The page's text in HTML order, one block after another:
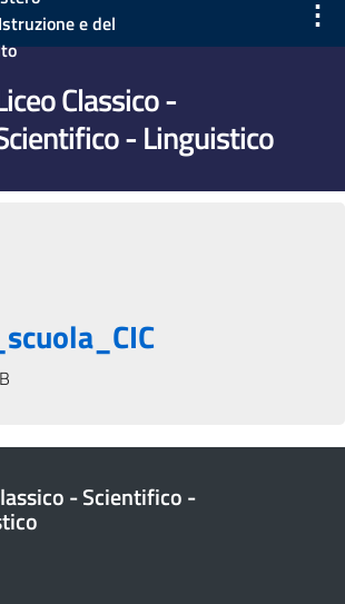
e del
⋮
Classico -
- Linguistico
- Scientifico -